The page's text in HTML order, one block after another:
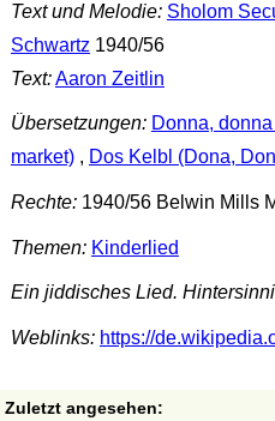
Text und Melodie: Sholom
Schwartz 1940/56
Text:Aaron Zeitlin
Übersetzungen: Donna,
market), Dos Kelbl (Dona,
Rechte:1940/56 Belwin Mills
Themen: Kinderlied
Ein jiddisches Lied.
Weblinks: https://
Zuletzt angesehen: